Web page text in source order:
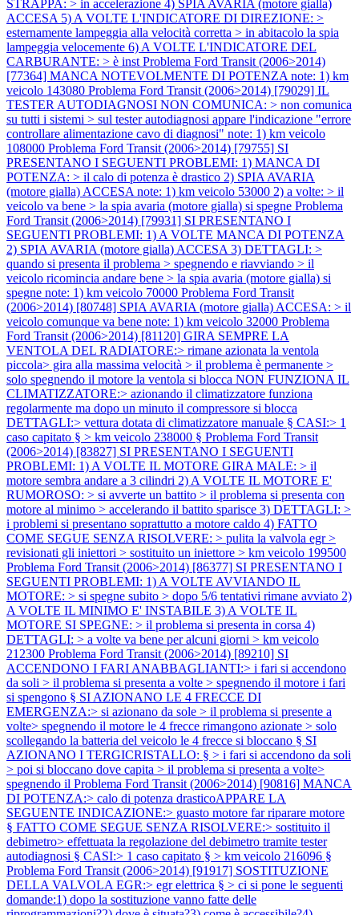
STRAPPA: > in accelerazione 4) SPIA AVARIA (motore gialla)
ACCESA 5) A VOLTE L'INDICATORE DI DIREZIONE: >
esternamente lampeggia alla velocità corretta > in abitacolo la spia
lampeggia velocemente 6) A VOLTE L'INDICATORE DEL
CARBURANTE: > è inst Problema Ford Transit (2006>2014)
[77364] MANCA NOTEVOLMENTE DI POTENZA note: 1) km
veicolo 143080 Problema Ford Transit (2006>2014) [79029] IL
TESTER AUTODIAGNOSI NON COMUNICA: > non comunica
su tutti i sistemi > sul tester autodiagnosi appare l'indicazione "errore
controllare alimentazione cavo di diagnosi" note: 1) km veicolo
108000 Problema Ford Transit (2006>2014) [79755] SI
PRESENTANO I SEGUENTI PROBLEMI: 1) MANCA DI
POTENZA: > il calo di potenza è drastico 2) SPIA AVARIA
(motore gialla) ACCESA note: 1) km veicolo 53000 2) a volte: > il
veicolo va bene > la spia avaria (motore gialla) si spegne Problema
Ford Transit (2006>2014) [79931] SI PRESENTANO I
SEGUENTI PROBLEMI: 1) A VOLTE MANCA DI POTENZA
2) SPIA AVARIA (motore gialla) ACCESA 3) DETTAGLI: >
quando si presenta il problema > spegnendo e riavviando > il
veicolo ricomincia andare bene > la spia avaria (motore gialla) si
spegne note: 1) km veicolo 70000 Problema Ford Transit
(2006>2014) [80748] SPIA AVARIA (motore gialla) ACCESA: > il
veicolo comunque va bene note: 1) km veicolo 32000 Problema
Ford Transit (2006>2014) [81120] GIRA SEMPRE LA
VENTOLA DEL RADIATORE:> rimane azionata la ventola
piccola> gira alla massima velocità > il problema è permanente >
solo spegnendo il motore la ventola si blocca NON FUNZIONA IL
CLIMATIZZATORE:> azionando il climatizzatore funziona
regolarmente ma dopo un minuto il compressore si blocca
DETTAGLI:> vettura dotata di climatizzatore manuale § CASI:> 1
caso capitato § > km veicolo 238000 § Problema Ford Transit
(2006>2014) [83827] SI PRESENTANO I SEGUENTI
PROBLEMI: 1) A VOLTE IL MOTORE GIRA MALE: > il
motore sembra andare a 3 cilindri 2) A VOLTE IL MOTORE E'
RUMOROSO: > si avverte un battito > il problema si presenta con
motore al minimo > accelerando il battito sparisce 3) DETTAGLI: >
i problemi si presentano soprattutto a motore caldo 4) FATTO
COME SEGUE SENZA RISOLVERE: > pulita la valvola egr >
revisionati gli iniettori > sostituito un iniettore > km veicolo 199500
Problema Ford Transit (2006>2014) [86377] SI PRESENTANO I
SEGUENTI PROBLEMI: 1) A VOLTE AVVIANDO IL
MOTORE: > si spegne subito > dopo 5/6 tentativi rimane avviato 2)
A VOLTE IL MINIMO E' INSTABILE 3) A VOLTE IL
MOTORE SI SPEGNE: > il problema si presenta in corsa 4)
DETTAGLI: > a volte va bene per alcuni giorni > km veicolo
212300 Problema Ford Transit (2006>2014) [89210] SI
ACCENDONO I FARI ANABBAGLIANTI:> i fari si accendono
da soli > il problema si presenta a volte > spegnendo il motore i fari
si spengono § SI AZIONANO LE 4 FRECCE DI
EMERGENZA:> si azionano da sole > il problema si presente a
volte> spegnendo il motore le 4 frecce rimangono azionate > solo
scollegando la batteria del veicolo le 4 frecce si bloccano § SI
AZIONANO I TERGICRISTALLO: § > i fari si accendono da soli
> poi si bloccano dove capita > il problema si presenta a volte>
spegnendo il Problema Ford Transit (2006>2014) [90816] MANCA
DI POTENZA:> calo di potenza drasticoAPPARE LA
SEGUENTE INDICAZIONE:> guasto motore far riparare motore
§ FATTO COME SEGUE SENZA RISOLVERE:> sostituito il
debimetro> effettuata la regolazione del debimetro tramite tester
autodiagnosi § CASI:> 1 caso capitato § > km veicolo 216096 §
Problema Ford Transit (2006>2014) [91917] SOSTITUZIONE
DELLA VALVOLA EGR:> egr elettrica § > ci si pone le seguenti
domande:1) dopo la sostituzione vanno fatte delle